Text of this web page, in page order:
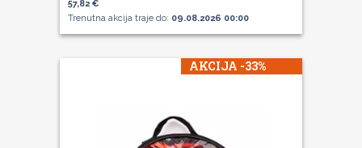
57,82 €
Trenutna akcija traje do: 09.08.2026 00:00
AKCIJA -33%